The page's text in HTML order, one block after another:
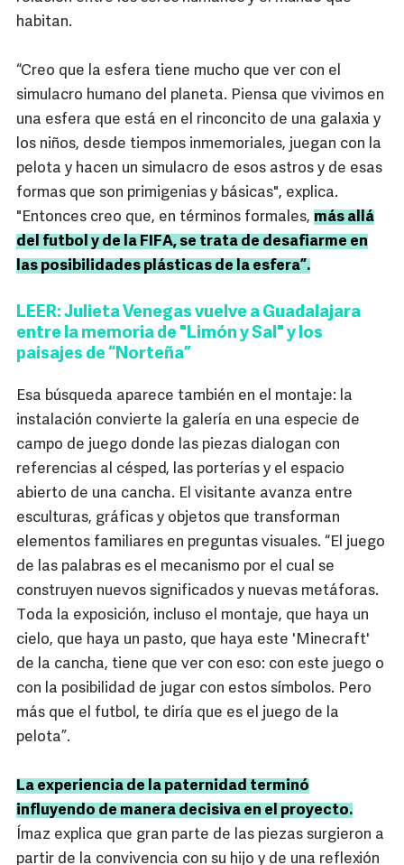
habitan.
“Creo que la esfera tiene mucho que ver con el
simulacro humano del planeta. Piensa que vivimos en
una esfera que está en el rinconcito de una galaxia y
los niños, desde tiempos inmemoriales, juegan con la
pelota y hacen un simulacro de esos astros y de esas
formas que son primigenias y básicas", explica.
"Entonces creo que, en términos formales, más allá
del futbol y de la FIFA, se trata de desafiarme en
las posibilidades plásticas de la esfera”.
LEER: Julieta Venegas vuelve a Guadalajara
entre la memoria de "Limón y Sal" y los
paisajes de “Norteña”
Esa búsqueda aparece también en el montaje: la
instalación convierte la galería en una especie de
campo de juego donde las piezas dialogan con
referencias al césped, las porterías y el espacio
abierto de una cancha. El visitante avanza entre
esculturas, gráficas y objetos que transforman
elementos familiares en preguntas visuales. “El juego
de las palabras es el mecanismo por el cual se
construyen nuevos significados y nuevas metáforas.
Toda la exposición, incluso el montaje, que haya un
cielo, que haya un pasto, que haya este 'Minecraft'
de la cancha, tiene que ver con eso: con este juego o
con la posibilidad de jugar con estos símbolos. Pero
más que el futbol, te diría que es el juego de la
pelota”.
La experiencia de la paternidad terminó
influyendo de manera decisiva en el proyecto.
Ímaz explica que gran parte de las piezas surgieron a
partir de la convivencia con su hijo y de una reflexión